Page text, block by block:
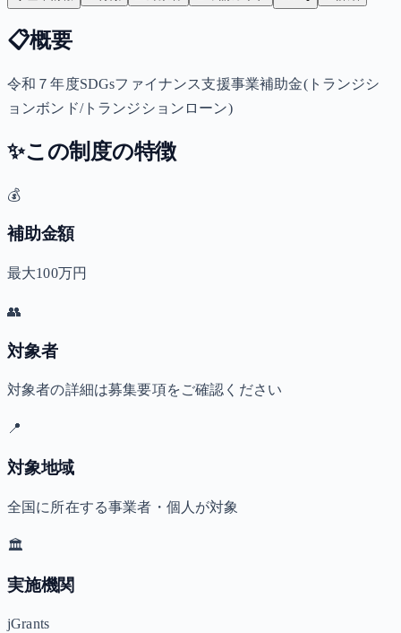
📋概要
令和７年度SDGsファイナンス支援事業補助金(トランジシ
ョンボンド/トランジションローン)
✨この制度の特徴
💰
補助金額
最大100万円
👥
対象者
対象者の詳細は募集要項をご確認ください
📍
対象地域
全国に所在する事業者・個人が対象
🏛️
実施機関
jGrants